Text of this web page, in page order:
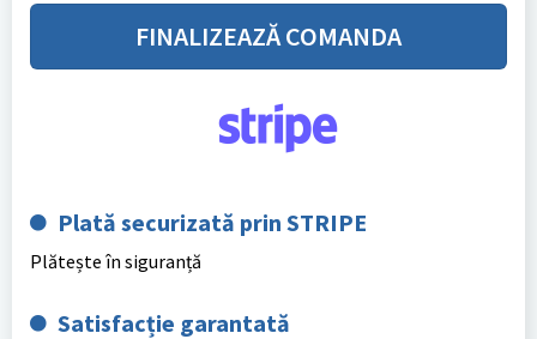
FINALIZEAZĂ COMANDA
Plată securizată prin STRIPE
Plătește în siguranță
Satisfacție garantată